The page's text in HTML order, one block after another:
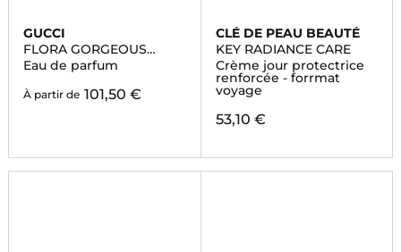
GUCCI
FLORA GORGEOUS
GARDENIA INTENSE
Eau de parfum
À partir de 101,50 €
CLÉ DE PEAU BEAUTÉ
KEY RADIANCE CARE
Crème jour protectrice
renforcée - forrmat
voyage
53,10 €